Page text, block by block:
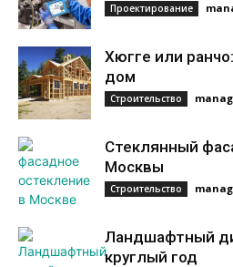
Проектирование
Хюгге или
дом
Строительство
Стеклянный
Москвы
Строительство
Ландшафтный
круглый год